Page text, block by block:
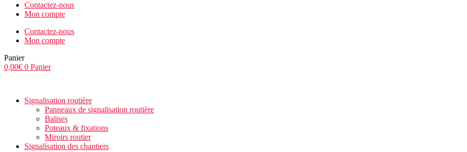
Contactez-nous
Mon compte
Contactez-nous
Mon compte
Panier
0,00€ 0 Panier
Signalisation routière
Panneaux de signalisation routière
Balises
Poteaux & fixations
Miroirs routier
Signalisation des chantiers